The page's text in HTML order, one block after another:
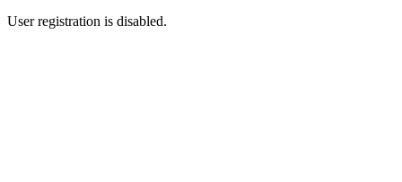
User registration is disabled.